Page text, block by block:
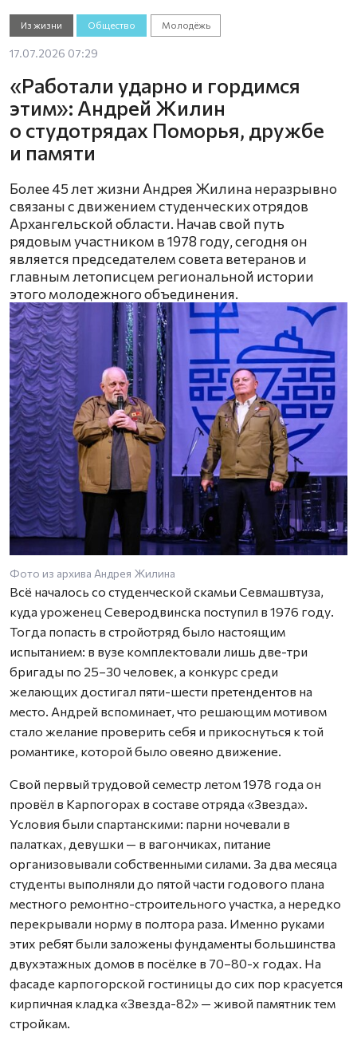
Из жизни Общество Молодёжь
17.07.2026 07:29
«Работали ударно и гордимся
этим»: Андрей Жилин
о студотрядах Поморья, дружбе
и памяти
Более 45 лет жизни Андрея Жилина неразрывно
связаны с движением студенческих отрядов
Архангельской области. Начав свой путь
рядовым участником в 1978 году, сегодня он
является председателем совета ветеранов и
главным летописцем региональной истории
этого молодежного объединения.
Фото из архива Андрея Жилина
Всё началось со студенческой скамьи Севмашвтуза,
куда уроженец Северодвинска поступил в 1976 году.
Тогда попасть в стройотряд было настоящим
испытанием: в вузе комплектовали лишь две-три
бригады по 25–30 человек, а конкурс среди
желающих достигал пяти-шести претендентов на
место. Андрей вспоминает, что решающим мотивом
стало желание проверить себя и прикоснуться к той
романтике, которой было овеяно движение.
Свой первый трудовой семестр летом 1978 года он
провёл в Карпогорах в составе отряда «Звезда».
Условия были спартанскими: парни ночевали в
палатках, девушки — в вагончиках, питание
организовывали собственными силами. За два месяца
студенты выполняли до пятой части годового плана
местного ремонтно-строительного участка, а нередко
перекрывали норму в полтора раза. Именно руками
этих ребят были заложены фундаменты большинства
двухэтажных домов в посёлке в 70–80-х годах. На
фасаде карпогорской гостиницы до сих пор красуется
кирпичная кладка «Звезда-82» — живой памятник тем
стройкам.